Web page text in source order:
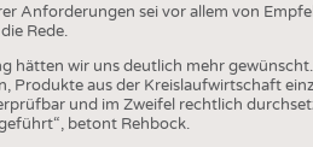
Anforderungen sei vor allem von
Rede.
hätten wir uns deutlich mehr
Produkte aus der Kreislaufwirtschaft
und im Zweifel rechtlich
betont Rehbock.